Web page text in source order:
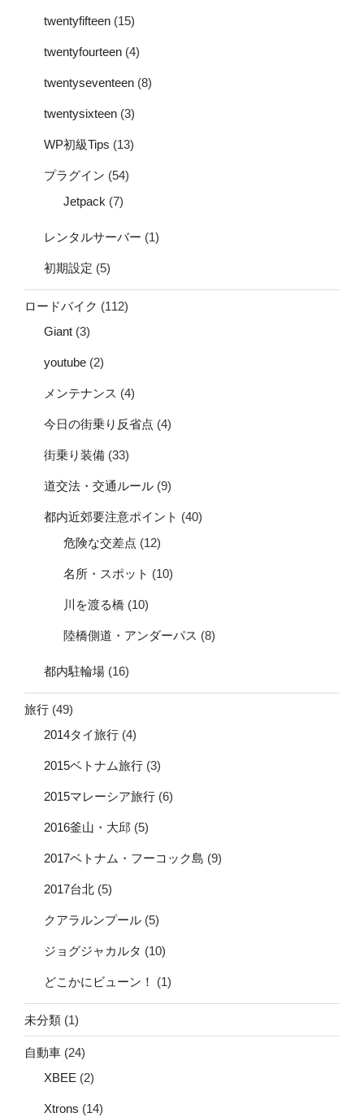
twentyfifteen (15)
twentyfourteen (4)
twentyseventeen (8)
twentysixteen (3)
WP初級Tips (13)
プラグイン (54)
Jetpack (7)
レンタルサーバー (1)
初期設定 (5)
ロードバイク (112)
Giant (3)
youtube (2)
メンテナンス (4)
今日の街乗り反省点 (4)
街乗り装備 (33)
道交法・交通ルール (9)
都内近郊要注意ポイント (40)
危険な交差点 (12)
名所・スポット (10)
川を渡る橋 (10)
陸橋側道・アンダーパス (8)
都内駐輪場 (16)
旅行 (49)
2014タイ旅行 (4)
2015ベトナム旅行 (3)
2015マレーシア旅行 (6)
2016釜山・大邱 (5)
2017ベトナム・フーコック島 (9)
2017台北 (5)
クアラルンプール (5)
ジョグジャカルタ (10)
どこかにビューン！ (1)
未分類 (1)
自動車 (24)
XBEE (2)
Xtrons (14)